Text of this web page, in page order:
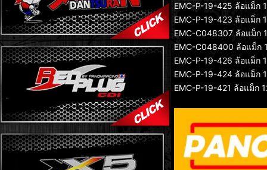
EMC-P-19-425 ล้อแม็ก
EMC-P-19-423 ล้อแม็ก
EMC-C048307 ล้อแม็ก
EMC-C048400 ล้อแม็ก
EMC-P-19-426 ล้อแม็ก
EMC-P-19-424 ล้อแม็ก
EMC-P-19-421 ล้อแม็ก